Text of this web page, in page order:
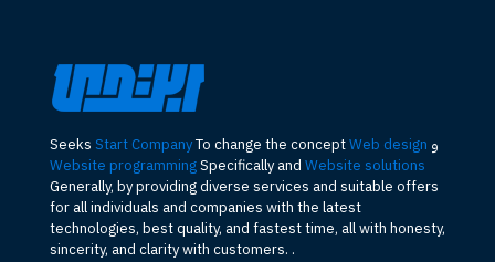
Seeks Start CompanyTo change the conceptWeb design و
Website programmingSpecifically and Website solutions
Generally, by providing diverse services and suitable offers
for all individuals and companies with the latest
technologies, best quality, and fastest time, all with honesty,
sincerity, and clarity with customers. .